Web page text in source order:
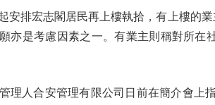
排宏志閣居民再上樓執拾，有上樓的業
亦是考慮因素之一。有業主則稱對所
人合安管理有限公司日前在簡介會上指